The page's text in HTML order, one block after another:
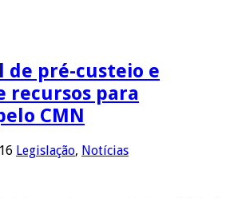
pré-custeio e
recursos para
CMN
Legislação, Notícias